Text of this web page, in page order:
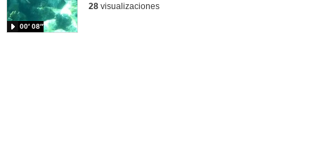
00′ 08″
28visualizaciones